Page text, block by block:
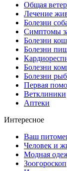
Общая
Лечение
Болезни
Симптомы
Болезни
Болезни
Болезни
Болезни
Первая
Ветклиники
Аптеки
Интересное
Ваш
Человек и
Модная
Зоогороскоп